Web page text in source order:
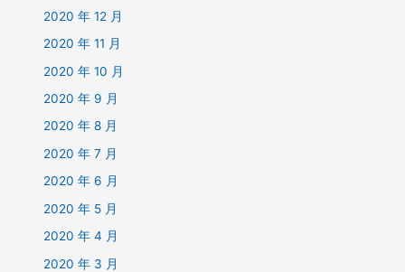
2020 年 12 月
2020 年 11 月
2020 年 10 月
2020 年 9 月
2020 年 8 月
2020 年 7 月
2020 年 6 月
2020 年 5 月
2020 年 4 月
2020 年 3 月